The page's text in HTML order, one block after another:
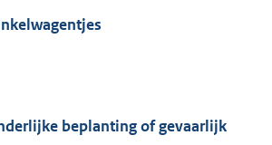
beplanting of gevaarlijk